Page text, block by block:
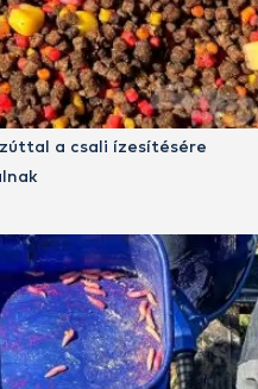
a csali ízesítésére